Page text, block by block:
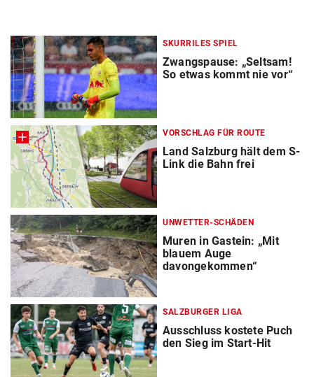
SKURRILES SPIEL
Zwangspause: „Seltsam!
So etwas kommt nie vor“
VORSCHLAG FÜR ROUTE
Land Salzburg hält dem S-
Link die Bahn frei
UNWETTER-SCHÄDEN
Muren in Gastein: „Mit
blauem Auge
davongekommen“
SALZBURGER LIGA
Ausschluss kostete Puch
den Sieg im Start-Hit